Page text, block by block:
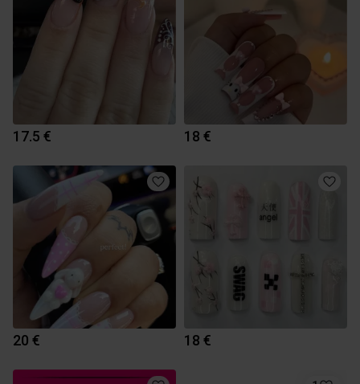
17.5 € 18 €
20 € 18 €